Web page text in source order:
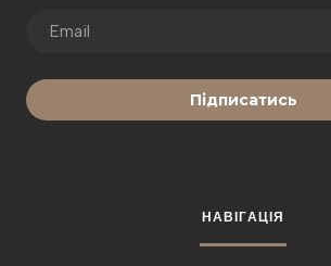
Підписатись
НАВІГАЦІЯ